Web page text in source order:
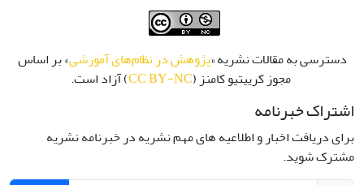
دسترسی به مقالات نشریه «پژوهش در نظام‌های آموزشی» بر اساس
مجوز کرییتیو کامنز (CC BY-NC) آزاد است.
اشتراک خبرنامه
برای دریافت اخبار و اطلاعیه های مهم نشریه در خبرنامه نشریه
مشترک شوید.